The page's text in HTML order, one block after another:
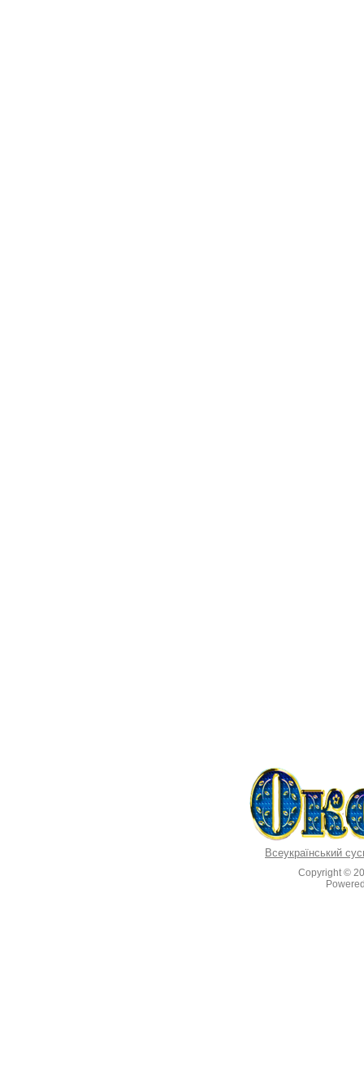
Всеукраїнський
Copyright ©